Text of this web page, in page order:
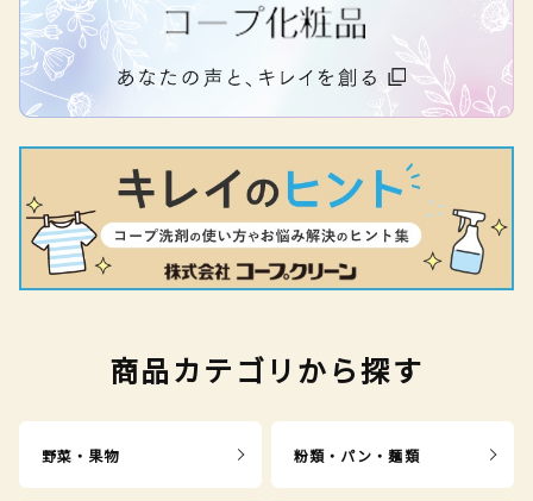
商品カテゴリから探す
野菜・果物 粉類・パン・麺類